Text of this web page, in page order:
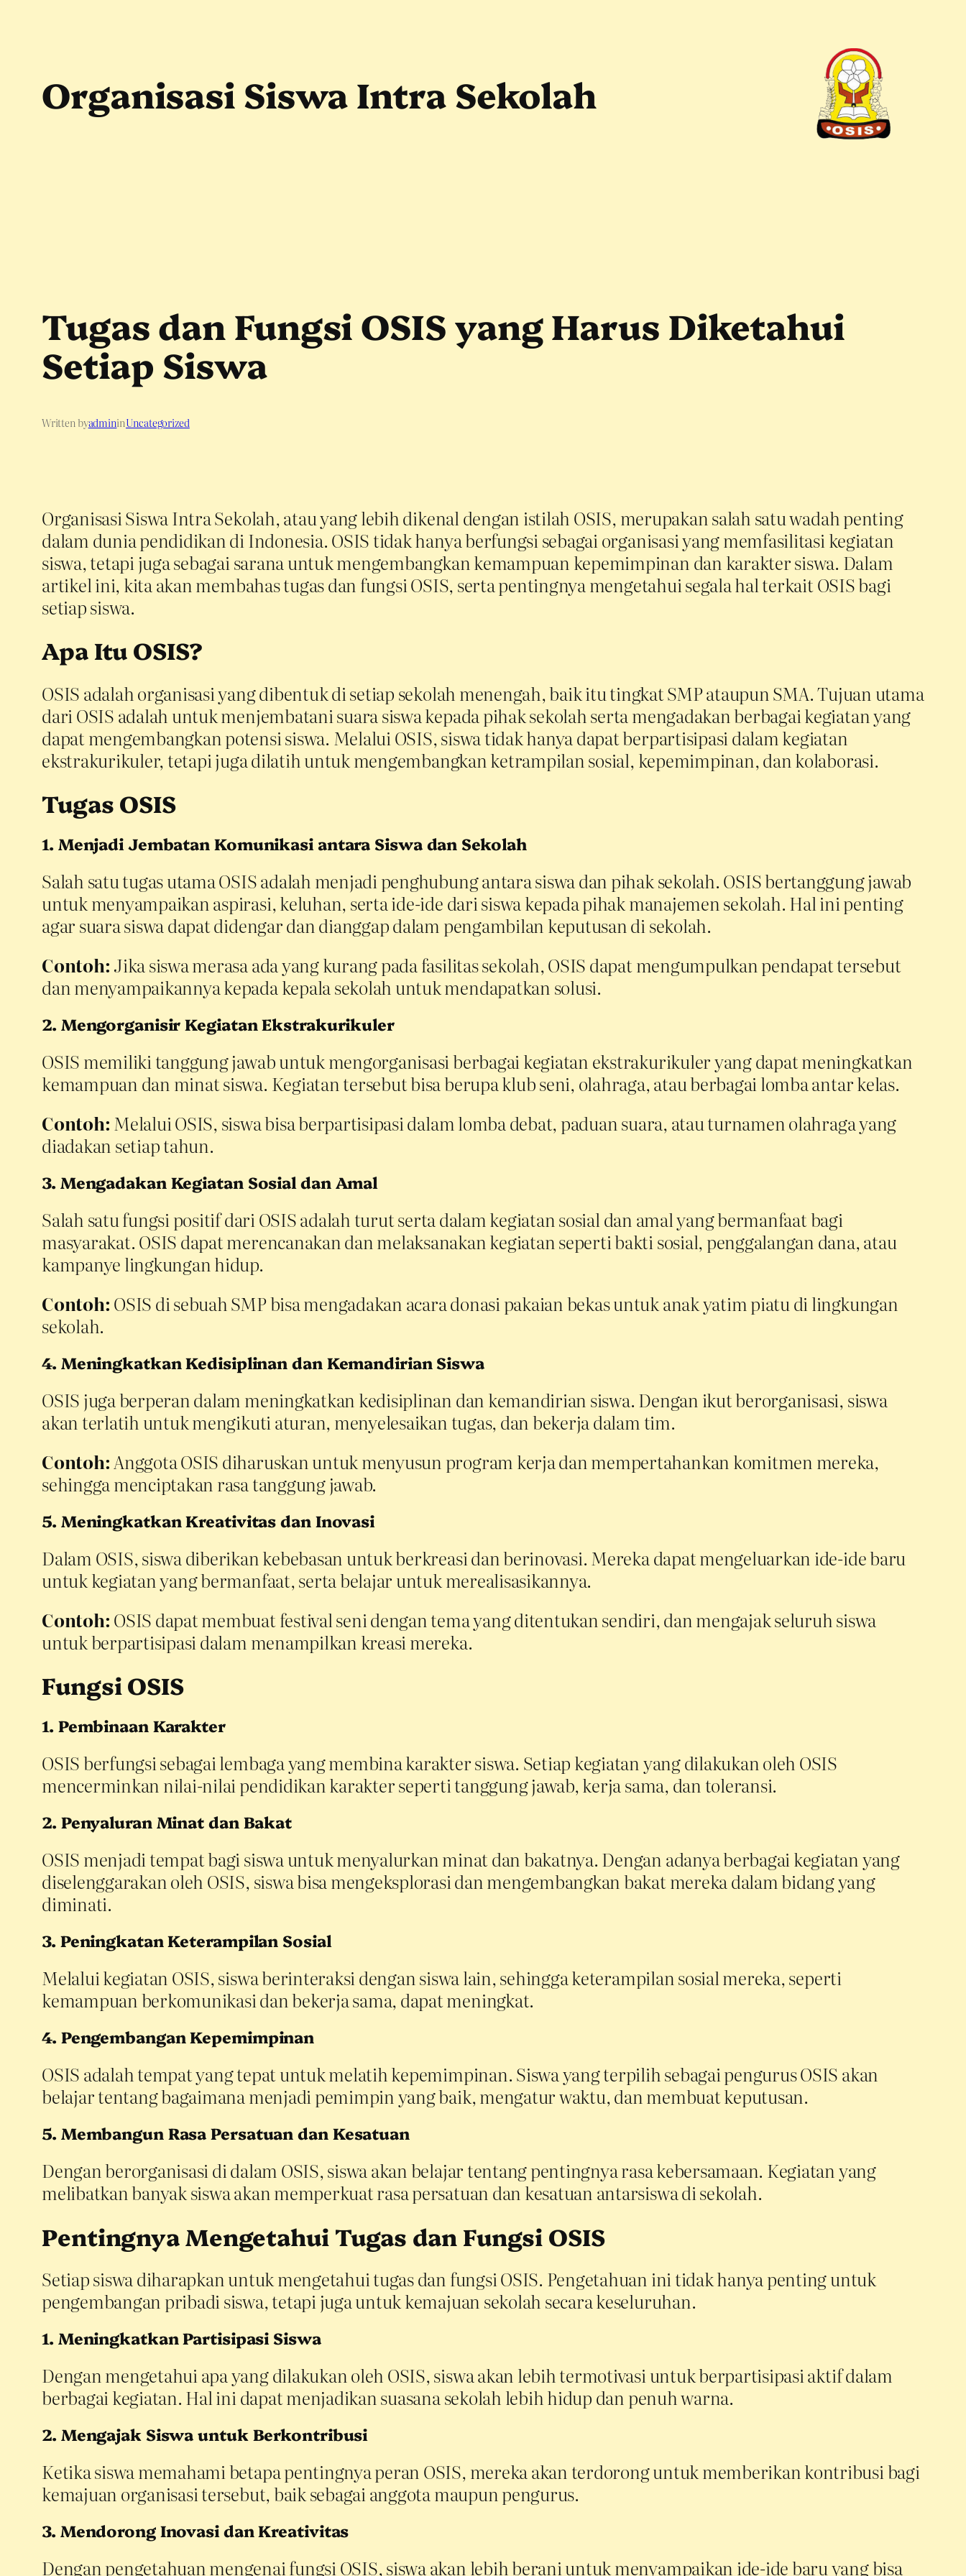
Organisasi Siswa Intra Sekolah
Tugas dan Fungsi OSIS yang Harus Diketahui
Setiap Siswa
Written byadmininUncategorized
Organisasi Siswa Intra Sekolah, atau yang lebih dikenal dengan istilah OSIS, merupakan salah satu wadah penting
dalam dunia pendidikan di Indonesia. OSIS tidak hanya berfungsi sebagai organisasi yang memfasilitasi kegiatan
siswa, tetapi juga sebagai sarana untuk mengembangkan kemampuan kepemimpinan dan karakter siswa. Dalam
artikel ini, kita akan membahas tugas dan fungsi OSIS, serta pentingnya mengetahui segala hal terkait OSIS bagi
setiap siswa.
Apa Itu OSIS?
OSIS adalah organisasi yang dibentuk di setiap sekolah menengah, baik itu tingkat SMP ataupun SMA. Tujuan utama
dari OSIS adalah untuk menjembatani suara siswa kepada pihak sekolah serta mengadakan berbagai kegiatan yang
dapat mengembangkan potensi siswa. Melalui OSIS, siswa tidak hanya dapat berpartisipasi dalam kegiatan
ekstrakurikuler, tetapi juga dilatih untuk mengembangkan ketrampilan sosial, kepemimpinan, dan kolaborasi.
Tugas OSIS
1. Menjadi Jembatan Komunikasi antara Siswa dan Sekolah
Salah satu tugas utama OSIS adalah menjadi penghubung antara siswa dan pihak sekolah. OSIS bertanggung jawab
untuk menyampaikan aspirasi, keluhan, serta ide-ide dari siswa kepada pihak manajemen sekolah. Hal ini penting
agar suara siswa dapat didengar dan dianggap dalam pengambilan keputusan di sekolah.
Contoh: Jika siswa merasa ada yang kurang pada fasilitas sekolah, OSIS dapat mengumpulkan pendapat tersebut
dan menyampaikannya kepada kepala sekolah untuk mendapatkan solusi.
2. Mengorganisir Kegiatan Ekstrakurikuler
OSIS memiliki tanggung jawab untuk mengorganisasi berbagai kegiatan ekstrakurikuler yang dapat meningkatkan
kemampuan dan minat siswa. Kegiatan tersebut bisa berupa klub seni, olahraga, atau berbagai lomba antar kelas.
Contoh: Melalui OSIS, siswa bisa berpartisipasi dalam lomba debat, paduan suara, atau turnamen olahraga yang
diadakan setiap tahun.
3. Mengadakan Kegiatan Sosial dan Amal
Salah satu fungsi positif dari OSIS adalah turut serta dalam kegiatan sosial dan amal yang bermanfaat bagi
masyarakat. OSIS dapat merencanakan dan melaksanakan kegiatan seperti bakti sosial, penggalangan dana, atau
kampanye lingkungan hidup.
Contoh: OSIS di sebuah SMP bisa mengadakan acara donasi pakaian bekas untuk anak yatim piatu di lingkungan
sekolah.
4. Meningkatkan Kedisiplinan dan Kemandirian Siswa
OSIS juga berperan dalam meningkatkan kedisiplinan dan kemandirian siswa. Dengan ikut berorganisasi, siswa
akan terlatih untuk mengikuti aturan, menyelesaikan tugas, dan bekerja dalam tim.
Contoh: Anggota OSIS diharuskan untuk menyusun program kerja dan mempertahankan komitmen mereka,
sehingga menciptakan rasa tanggung jawab.
5. Meningkatkan Kreativitas dan Inovasi
Dalam OSIS, siswa diberikan kebebasan untuk berkreasi dan berinovasi. Mereka dapat mengeluarkan ide-ide baru
untuk kegiatan yang bermanfaat, serta belajar untuk merealisasikannya.
Contoh: OSIS dapat membuat festival seni dengan tema yang ditentukan sendiri, dan mengajak seluruh siswa
untuk berpartisipasi dalam menampilkan kreasi mereka.
Fungsi OSIS
1. Pembinaan Karakter
OSIS berfungsi sebagai lembaga yang membina karakter siswa. Setiap kegiatan yang dilakukan oleh OSIS
mencerminkan nilai-nilai pendidikan karakter seperti tanggung jawab, kerja sama, dan toleransi.
2. Penyaluran Minat dan Bakat
OSIS menjadi tempat bagi siswa untuk menyalurkan minat dan bakatnya. Dengan adanya berbagai kegiatan yang
diselenggarakan oleh OSIS, siswa bisa mengeksplorasi dan mengembangkan bakat mereka dalam bidang yang
diminati.
3. Peningkatan Keterampilan Sosial
Melalui kegiatan OSIS, siswa berinteraksi dengan siswa lain, sehingga keterampilan sosial mereka, seperti
kemampuan berkomunikasi dan bekerja sama, dapat meningkat.
4. Pengembangan Kepemimpinan
OSIS adalah tempat yang tepat untuk melatih kepemimpinan. Siswa yang terpilih sebagai pengurus OSIS akan
belajar tentang bagaimana menjadi pemimpin yang baik, mengatur waktu, dan membuat keputusan.
5. Membangun Rasa Persatuan dan Kesatuan
Dengan berorganisasi di dalam OSIS, siswa akan belajar tentang pentingnya rasa kebersamaan. Kegiatan yang
melibatkan banyak siswa akan memperkuat rasa persatuan dan kesatuan antarsiswa di sekolah.
Pentingnya Mengetahui Tugas dan Fungsi OSIS
Setiap siswa diharapkan untuk mengetahui tugas dan fungsi OSIS. Pengetahuan ini tidak hanya penting untuk
pengembangan pribadi siswa, tetapi juga untuk kemajuan sekolah secara keseluruhan.
1. Meningkatkan Partisipasi Siswa
Dengan mengetahui apa yang dilakukan oleh OSIS, siswa akan lebih termotivasi untuk berpartisipasi aktif dalam
berbagai kegiatan. Hal ini dapat menjadikan suasana sekolah lebih hidup dan penuh warna.
2. Mengajak Siswa untuk Berkontribusi
Ketika siswa memahami betapa pentingnya peran OSIS, mereka akan terdorong untuk memberikan kontribusi bagi
kemajuan organisasi tersebut, baik sebagai anggota maupun pengurus.
3. Mendorong Inovasi dan Kreativitas
Dengan pengetahuan mengenai fungsi OSIS, siswa akan lebih berani untuk menyampaikan ide-ide baru yang bisa